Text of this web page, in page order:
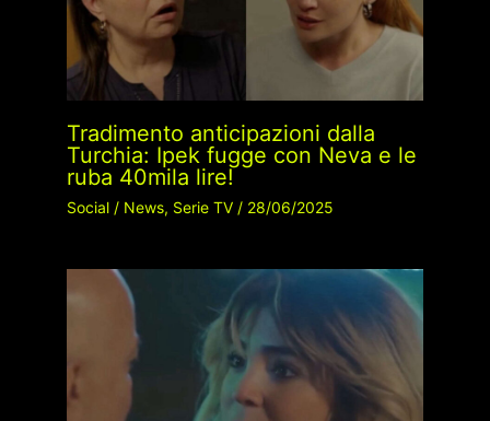
Tradimento anticipazioni dalla
Turchia: Ipek fugge con Neva e le
ruba 40mila lire!
Social/ News, Serie TV/ 28/06/2025